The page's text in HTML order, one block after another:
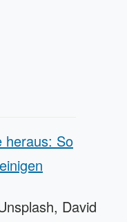
heraus: So
David